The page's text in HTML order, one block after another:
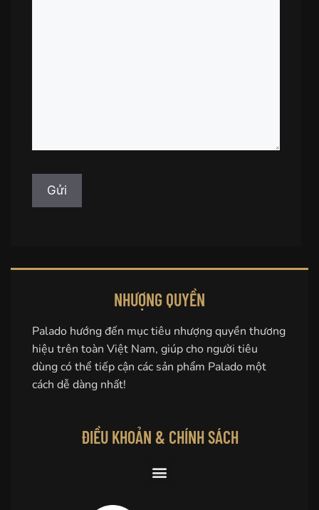
NHƯỢNG QUYỀN
Palado hướng đến mục tiêu nhượng quyền thương
hiệu trên toàn Việt Nam, giúp cho người tiêu
dùng có thể tiếp cận các sản phẩm Palado một
cách dễ dàng nhất!
ĐIỀU KHOẢN & CHÍNH SÁCH